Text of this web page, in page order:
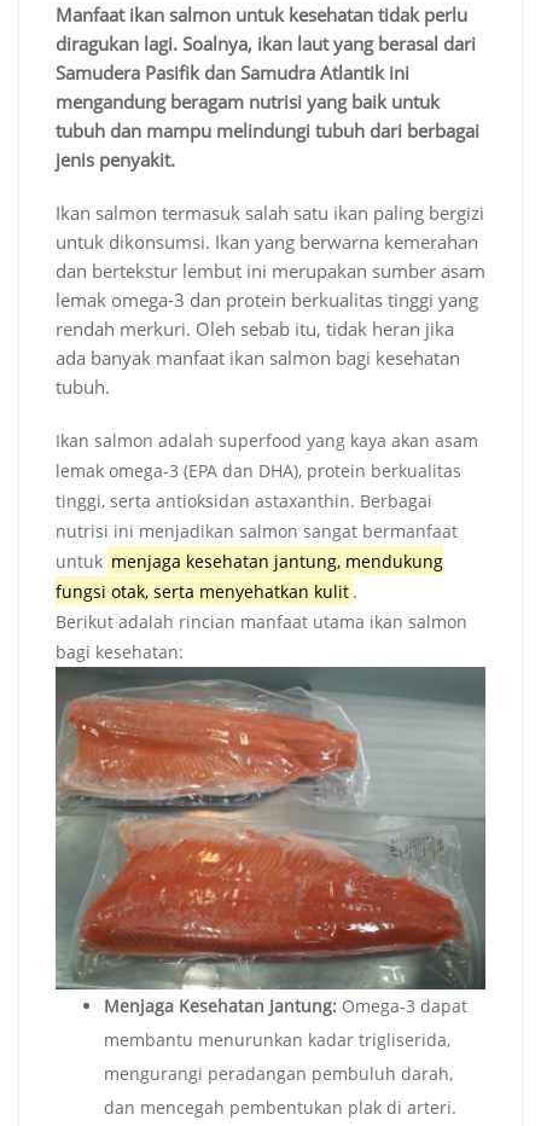
Manfaat ikan salmon untuk kesehatan tidak perlu
diragukan lagi. Soalnya, ikan laut yang berasal dari
Samudera Pasifik dan Samudra Atlantik ini
mengandung beragam nutrisi yang baik untuk
tubuh dan mampu melindungi tubuh dari berbagai
jenis penyakit.
Ikan salmon termasuk salah satu ikan paling bergizi
untuk dikonsumsi. Ikan yang berwarna kemerahan
dan bertekstur lembut ini merupakan sumber asam
lemak omega-3 dan protein berkualitas tinggi yang
rendah merkuri. Oleh sebab itu, tidak heran jika
ada banyak manfaat ikan salmon bagi kesehatan
tubuh.
Ikan salmon adalah superfood yang kaya akan asam
lemak omega-3 (EPA dan DHA), protein berkualitas
tinggi, serta antioksidan astaxanthin. Berbagai
nutrisi ini menjadikan salmon sangat bermanfaat
untuk menjaga kesehatan jantung, mendukung
fungsi otak, serta menyehatkan kulit .
Berikut adalah rincian manfaat utama ikan salmon
bagi kesehatan:
Menjaga Kesehatan Jantung: Omega-3 dapat
membantu menurunkan kadar trigliserida,
mengurangi peradangan pembuluh darah,
dan mencegah pembentukan plak di arteri.